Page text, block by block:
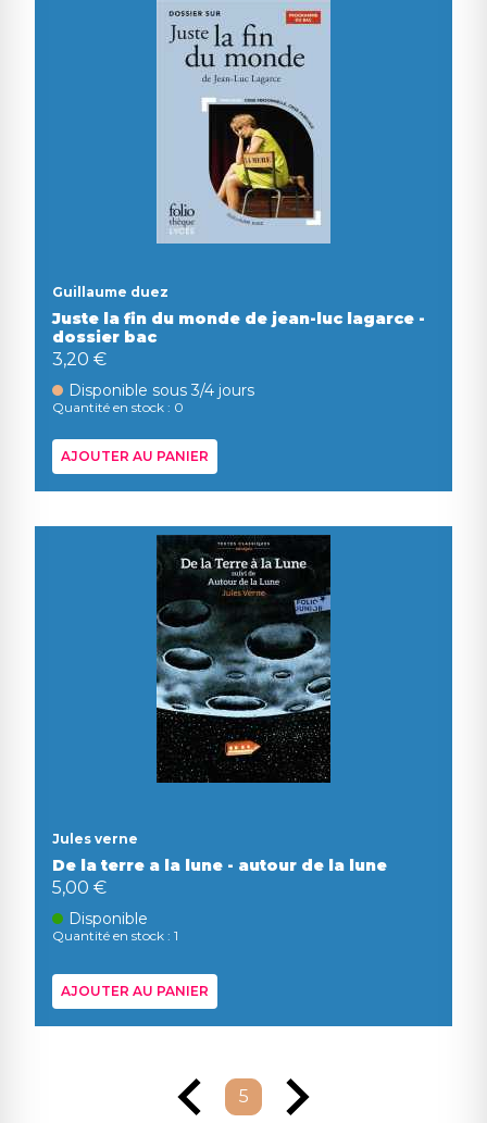
Guillaume duez
Juste la fin du monde de jean-luc lagarce -
dossier bac
3,20 €
Disponible sous 3/4 jours
Quantité en stock : 0
AJOUTER AU PANIER
Jules verne
De la terre a la lune - autour de la lune
5,00 €
Disponible
Quantité en stock : 1
AJOUTER AU PANIER
5